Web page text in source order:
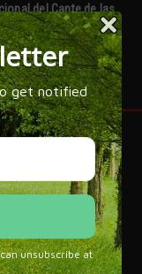
del Cante de las
written over 20
'that while
culture, it
of
to bring
and recreate it